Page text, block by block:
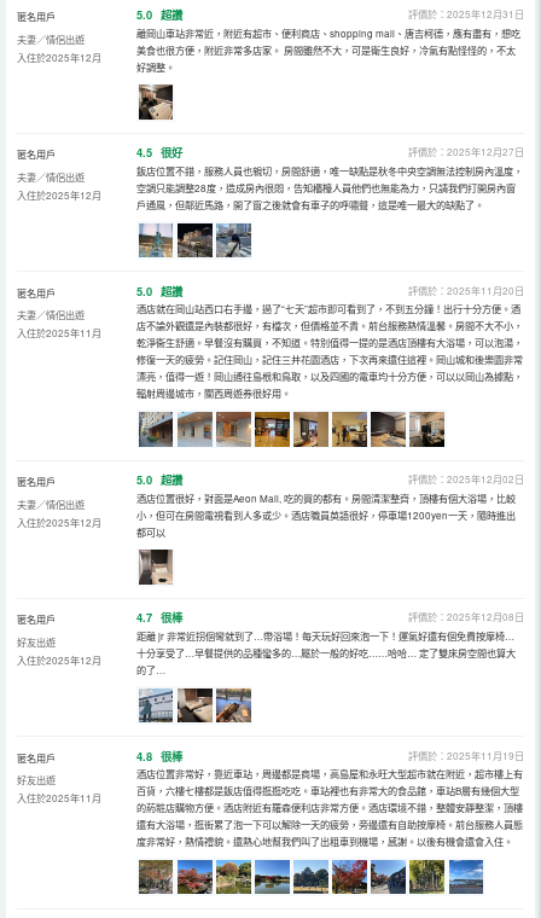
匿名用戶
夫妻／情侶出遊
入住於2025年12月
5.0 超讚
評價於：2025年12月31日
離岡山車站非常近，附近有超市、便利商店、shopping mall、唐吉柯德，應有盡有，想吃
美食也很方便，附近非常多店家。 房間雖然不大，可是衛生良好，冷氣有點怪怪的，不太
好調整。
匿名用戶
夫妻／情侶出遊
入住於2025年12月
4.5 很好
評價於：2025年12月27日
飯店位置不錯，服務人員也親切，房間舒適，唯一缺點是秋冬中央空調無法控制房內溫度，
空調只能調整28度，造成房內很悶，告知櫃檯人員他們也無能為力，只請我們打開房內窗
戶通風，但鄰近馬路，開了窗之後就會有車子的呼嘯聲，這是唯一最大的缺點了。
匿名用戶
夫妻／情侶出遊
入住於2025年11月
5.0 超讚
評價於：2025年11月20日
酒店就在岡山站西口右手邊，過了“七天”超市即可看到了，不到五分鐘！出行十分方便。酒
店不論外觀還是內裝都很好，有檔次，但價格並不貴。前台服務熱情溫馨。房間不大不小，
乾淨衞生舒適。早餐沒有購買，不知道。特別值得一提的是酒店頂樓有大浴場，可以泡湯，
修復一天的疲勞。記住岡山，記住三井花園酒店，下次再來還住這裡。岡山城和後樂園非常
漂亮，值得一遊！岡山通往島根和鳥取，以及四國的電車均十分方便，可以以岡山為據點，
輻射周邊城市，關西周遊券很好用。
匿名用戶
夫妻／情侶出遊
入住於2025年12月
5.0 超讚
評價於：2025年12月02日
酒店位置很好，對面是Aeon Mall, 吃的買的都有。房間清潔整齊，頂樓有個大浴場，比較
小，但可在房間電視看到人多或少。酒店職員英語很好，停車場1200yen一天，隨時進出
都可以
匿名用戶
好友出遊
入住於2025年12月
4.7 很棒
評價於：2025年12月08日
距離 jr 非常近拐個彎就到了…帶浴場！每天玩好回來泡一下！運氣好還有個免費按摩椅…
十分享受了…早餐提供的品種蠻多的…屬於一般的好吃……哈哈… 定了雙床房空間也算大
的了…
匿名用戶
好友出遊
入住於2025年11月
4.8 很棒
評價於：2025年11月19日
酒店位置非常好，靠近車站，周邊都是商場，高島屋和永旺大型超市就在附近，超市樓上有
百貨，六樓七樓都是飯店值得逛逛吃吃。車站裡也有非常大的食品館，車站B層有幾個大型
的葯粧店購物方便。酒店附近有羅森便利店非常方便。酒店環境不錯，整體安靜整潔，頂樓
還有大浴場，逛街累了泡一下可以解除一天的疲勞，旁邊還有自助按摩椅。前台服務人員態
度非常好，熱情禮貌。還熱心地幫我們叫了出租車到機場，感謝。以後有機會還會入住。